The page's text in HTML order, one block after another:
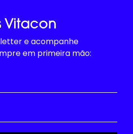
Vitacon
e acompanhe
em primeira mão: